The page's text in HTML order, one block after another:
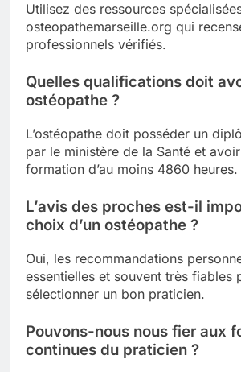
Utilisez des ressources
osteopathemarseille.org qui
professionnels vérifiés.
Quelles qualifications doit
ostéopathe ?
L’ostéopathe doit posséder un
par le ministère de la Santé et
formation d’au moins 4860 heures.
L’avis des proches est-il
choix d’un ostéopathe ?
Oui, les recommandations
essentielles et souvent très fiables
sélectionner un bon praticien.
Pouvons-nous nous fier aux
continues du praticien ?